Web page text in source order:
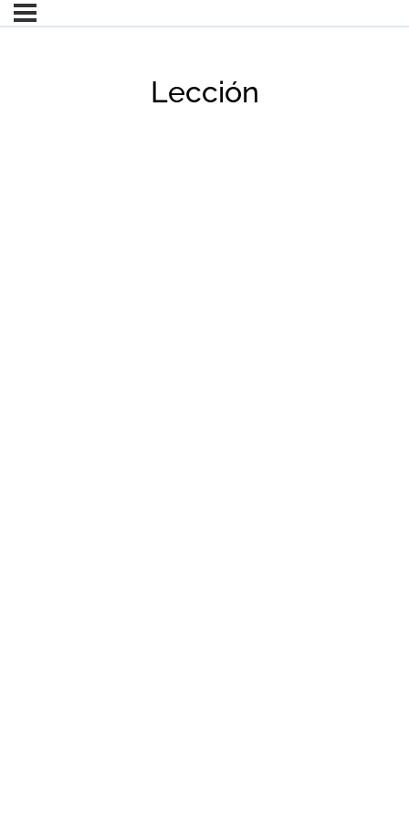
Lección